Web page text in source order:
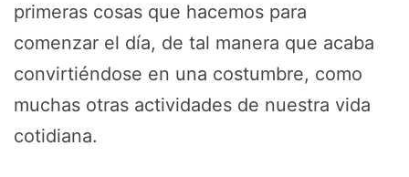
primeras cosas que hacemos para
comenzar el día, de tal manera que acaba
convirtiéndose en una costumbre, como
muchas otras actividades de nuestra vida
cotidiana.